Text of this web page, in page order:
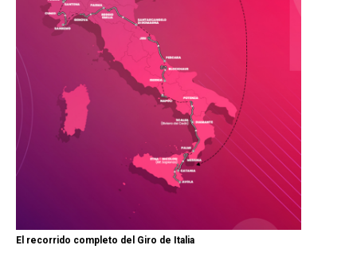
El recorrido completo del Giro de Italia